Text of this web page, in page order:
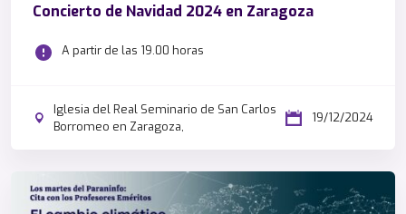
Concierto de Navidad 2024 en Zaragoza
A partir de las 19.00 horas
Iglesia del Real Seminario de San Carlos
Borromeo en Zaragoza,
19/12/2024